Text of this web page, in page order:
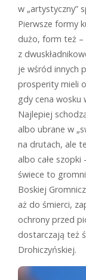
w „artystyczny”
Pierwsze formy
dużo, form też –
z
je wśród innych
prosperity mieli
gdy cena wosku
Najlepiej
albo ubrane w
na drutach, ale
albo całe szopki
świece to
Boskiej
aż do śmierci,
ochrony przed
dostarczają też
Drohiczyńskiej.